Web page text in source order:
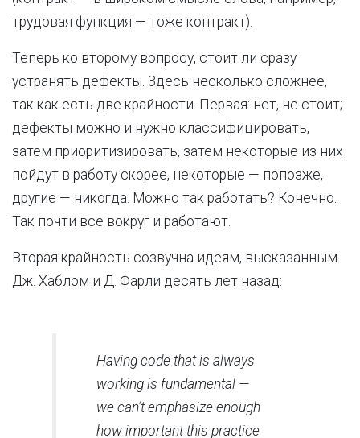
трудовая функция — тоже контракт).
Теперь ко второму вопросу, стоит ли сразу
устранять дефекты. Здесь несколько сложнее,
так как есть две крайности. Первая: нет, не стоит;
дефекты можно и нужно классифицировать,
затем приоритизировать, затем некоторые из них
пойдут в работу скорее, некоторые — попозже,
другие — никогда. Можно так работать? Конечно.
Так почти все вокруг и работают.
Вторая крайность созвучна идеям, высказанным
Дж. Хаблом и Д. Фарли десять лет назад:
Having code that is always
working is fundamental —
we can’t emphasize enough
how important this practice